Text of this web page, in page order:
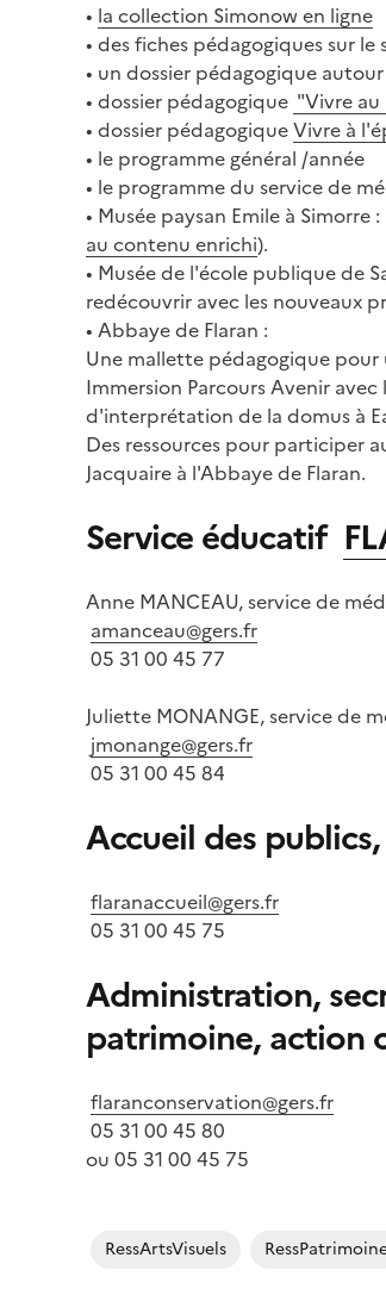
• la collection Simonow en ligne
• des fiches pédagogiques sur le
• un dossier pédagogique
• dossier pédagogique "Vivre au
• dossier pédagogiqueVivre à
• le programme général /année
• le programme du service de
• Musée paysan Emile à
au contenu enrichi).
• Musée de l'école publique de
redécouvrir avec les nouveaux
• Abbaye de Flaran :
Une mallette pédagogique pour
Immersion Parcours Avenir
d'interprétation de la domus à
Des ressources pour participer
Jacquaire à l'Abbaye de Flaran.
Service éducatif
Anne MANCEAU, service de
amanceau@gers.fr
05 31 00 45 77
Juliette MONANGE, service de
jmonange@gers.fr
05 31 00 45 84
Accueil des
flaranaccueil@gers.fr
05 31 00 45 75
Administration,
patrimoine, action
flaranconservation@gers.fr
05 31 00 45 80
ou 05 31 00 45 75
RessArtsVisuels